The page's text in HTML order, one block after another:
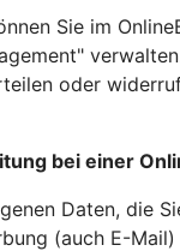
Sie im
oder
bei einer
Daten, die
(auch E-